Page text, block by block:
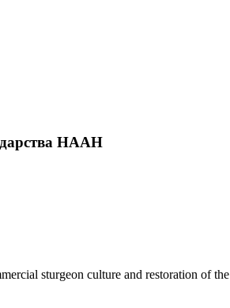
НААН
sturgeon culture and restoration of the